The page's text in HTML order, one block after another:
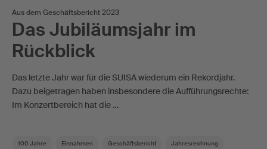
Aus dem Geschäftsbericht 2023
Das Jubiläumsjahr im
Rückblick
Das letzte Jahr war für die SUISA wiederum ein Rekordjahr.
Dazu beigetragen haben insbesondere die Aufführungsrechte:
Im Konzertbereich hat die …
100 Jahre Einnahmen Geschäftsbericht Jahresrechnung